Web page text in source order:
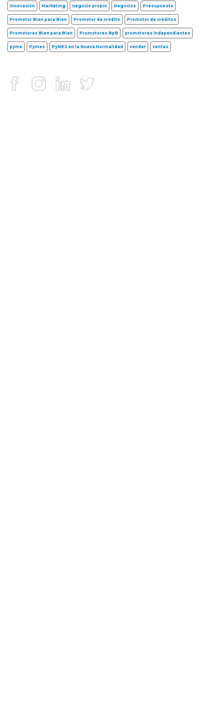
innovación Marketing negocio propio Negocios Presupuesto
Promotor Bien para Bien Promotor de crédito Promotor de créditos
Promotores Bien para Bien Promotores BpB promotores independientes
pyme Pymes PyMES en la Nueva Normalidad vender ventas